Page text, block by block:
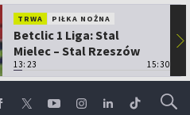
TRWA PIŁKA NOŻNA
Betclic 1 Liga: Stal
Mielec – Stal Rzeszów
13:23 15:30
▶